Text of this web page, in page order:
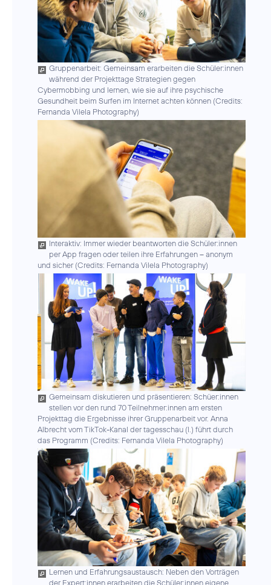
Gruppenarbeit: Gemeinsam erarbeiten die Schüler:innen
während der Projekttage Strategien gegen
Cybermobbing und lernen, wie sie auf ihre psychische
Gesundheit beim Surfen im Internet achten können (Credits:
Fernanda Vilela Photography)
Interaktiv: Immer wieder beantworten die Schüler:innen
per App fragen oder teilen ihre Erfahrungen – anonym
und sicher (Credits: Fernanda Vilela Photography)
Gemeinsam diskutieren und präsentieren: Schüer:innen
stellen vor den rund 70 Teilnehmer:innen am ersten
Projekttag die Ergebnisse ihrer Gruppenarbeit vor. Anna
Albrecht vom TikTok-Kanal der tagesschau (l.) führt durch
das Programm (Credits: Fernanda Vilela Photography)
Lernen und Erfahrungsaustausch: Neben den Vorträgen
der Expert:innen erarbeiten die Schüler:innen eigene